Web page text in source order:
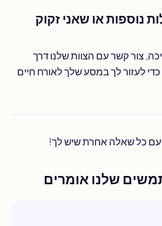
נוספות או שאני זקוק
צור קשר עם הצוות שלנו דרך
לעזור לך במסע שלך לאורח חיים
עם כל שאלה אחרת שיש לך!
שלנו אומרים